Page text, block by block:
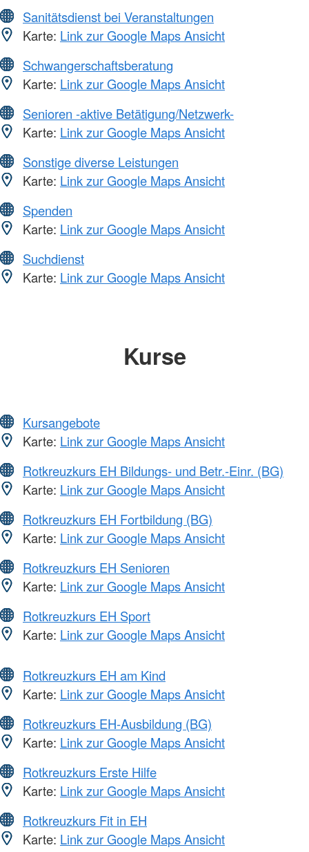
Sanitätsdienst bei Veranstaltungen
Karte: Link zur Google Maps Ansicht
Schwangerschaftsberatung
Karte: Link zur Google Maps Ansicht
Senioren -aktive Betätigung/Netzwerk-
Karte: Link zur Google Maps Ansicht
Sonstige diverse Leistungen
Karte: Link zur Google Maps Ansicht
Spenden
Karte: Link zur Google Maps Ansicht
Suchdienst
Karte: Link zur Google Maps Ansicht
Kurse
Kursangebote
Karte: Link zur Google Maps Ansicht
Rotkreuzkurs EH Bildungs- und Betr.-Einr. (BG)
Karte: Link zur Google Maps Ansicht
Rotkreuzkurs EH Fortbildung (BG)
Karte: Link zur Google Maps Ansicht
Rotkreuzkurs EH Senioren
Karte: Link zur Google Maps Ansicht
Rotkreuzkurs EH Sport
Karte: Link zur Google Maps Ansicht
Rotkreuzkurs EH am Kind
Karte: Link zur Google Maps Ansicht
Rotkreuzkurs EH-Ausbildung (BG)
Karte: Link zur Google Maps Ansicht
Rotkreuzkurs Erste Hilfe
Karte: Link zur Google Maps Ansicht
Rotkreuzkurs Fit in EH
Karte: Link zur Google Maps Ansicht